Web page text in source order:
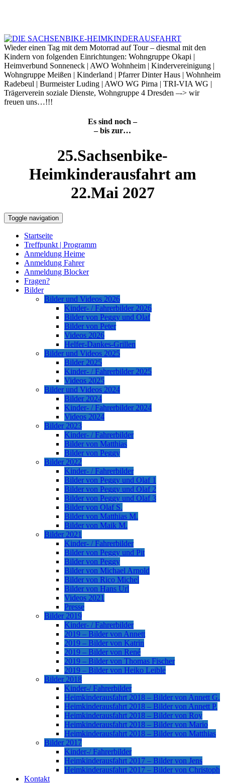
Wieder einen Tag mit dem Motorrad auf Tour – diesmal mit den
Kindern von folgenden Einrichtungen: Wohngruppe Okapi |
Heimverbund Sonneneck | AWO Wohnheim | Kindervereinigung |
Wohngruppe Meißen | Kinderland | Pfarrer Dinter Haus | Wohnheim
Radebeul | Burmeister Luding | AWO WG Pirna | TRI-VIA WG |
Trägerverein soziale Dienste, Wohngruppe 4 Dresden –-> wir
freuen uns…!!!
Es sind noch –
– bis zur…
25.Sachsenbike-
Heimkinderausfahrt am
22.Mai 2027
Toggle navigation
Startseite
Treffpunkt | Programm
Anmeldung Heime
Anmeldung Fahrer
Anmeldung Blocker
Fragen?
Bilder
Bilder und Videos 2026
Kinder- / Fahrerbilder 2026
Bilder von Peggy und Olaf
Bilder von Peter
Videos 2026
Helfer-Dankes-Grillen
Bilder und Videos 2025
Bilder 2025
Kinder- / Fahrerbilder 2025
Videos 2025
Bilder und Videos 2024
Bilder 2024
Kinder- / Fahrerbilder 2024
Videos 2024
Bilder 2023
Kinder- / Fahrerbilder
Bilder von Matthias
Bilder von Peggy
Bilder 2022
Kinder- / Fahrerbilder
Bilder von Peggy und Olaf 1
Bilder von Peggy und Olaf 2
Bilder von Peggy und Olaf 3
Bilder von Olaf S.
Bilder von Matthias M.
Bilder von Maik M.
Bilder 2021
Kinder- / Fahrerbilder
Bilder von Peggy und Pit
Bilder von Peggy
Bilder von Michael Arnold
Bilder von Rico Michel
Bilder von Hans Url
Videos 2021
Presse
Bilder 2019
Kinder- / Fahrerbilder
2019 – Bilder von Annett
2019 – Bilder von Katrin
2019 – Bilder von René
2019 – Bilder von Thomas Fischer
2019 – Bilder von Heiko Leible
Bilder 2018
Kinder-/ Fahrerbilder
Heimkinderausfahrt 2018 – Bilder von Annett G.
Heimkinderausfahrt 2018 – Bilder von Annett P.
Heimkinderausfahrt 2018 – Bilder von Roy
Heimkinderausfahrt 2018 – Bilder von Mario
Heimkinderausfahrt 2018 – Bilder von Matthias
Bilder 2017
Kinder-/ Fahrerbilder
Heimkinderausfahrt 2017 – Bilder von Jens
Heimkinderausfahrt 2017 – Bilder von Christoph
Kontakt